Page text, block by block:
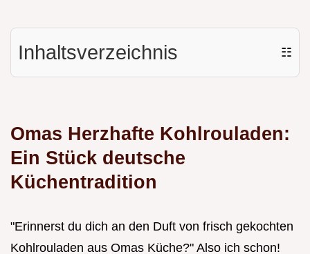
Inhaltsverzeichnis ☷
Omas Herzhafte Kohlrouladen:
Ein Stück deutsche
Küchentradition
"Erinnerst du dich an den Duft von frisch gekochten
Kohlrouladen aus Omas Küche?" Also ich schon!